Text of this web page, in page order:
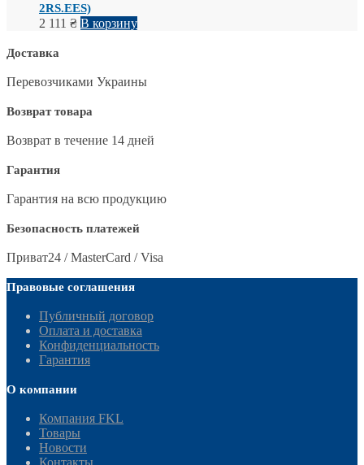
2RS.EES)
2 111 ₴ В корзину
Доставка
Перевозчиками Украины
Возврат товара
Возврат в течение 14 дней
Гарантия
Гарантия на всю продукцию
Безопасность платежей
Приват24 / MasterCard / Visa
Правовые соглашения
Публичный договор
Оплата и доставка
Конфиденциальность
Гарантия
О компании
Компания FKL
Товары
Новости